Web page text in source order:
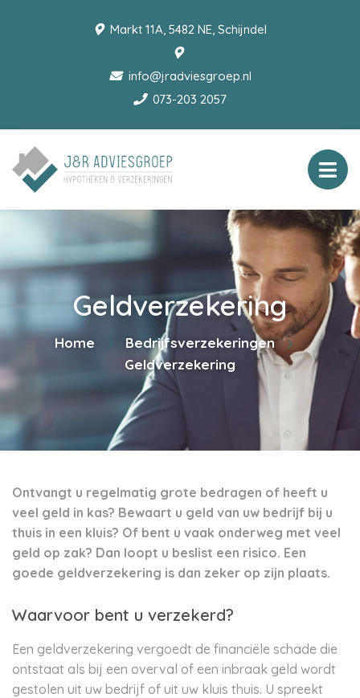
Markt 11A, 5482 NE, Schijndel
info@jradviesgroep.nl
073-203 2057
Geldverzekering
Home
Bedrijfsverzekeringen
Geldverzekering
Ontvangt u regelmatig grote bedragen of heeft u
veel geld in kas? Bewaart u geld van uw bedrijf bij u
thuis in een kluis? Of bent u vaak onderweg met veel
geld op zak? Dan loopt u beslist een risico. Een
goede geldverzekering is dan zeker op zijn plaats.
Waarvoor bent u verzekerd?
Een geldverzekering vergoedt de financiële schade die
ontstaat als bij een overval of een inbraak geld wordt
gestolen uit uw bedrijf of uit uw kluis thuis. U spreekt